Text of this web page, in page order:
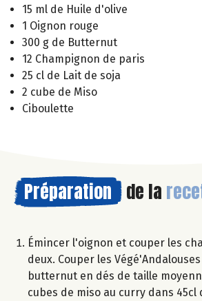
15 ml de Huile d'olive
1 Oignon rouge
300 g de Butternut
12 Champignon de paris
25 cl de Lait de soja
2 cube de Miso
Ciboulette
Préparation de la
Émincer l'oignon et couper les
deux. Couper les
butternut en dés de taille
cubes de miso au curry dans 45cl